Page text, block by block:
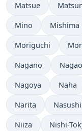
Matsue
Mino Mishima
Moriguchi
Nagano
Nagoya Naha
Narita
Niiza Nishi-